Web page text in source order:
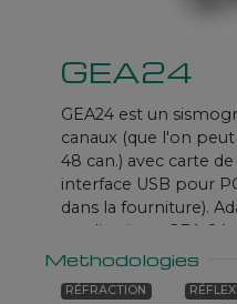
GEA24
GEA24 est un
canaux (que l'on
48 can.) avec carte
interface USB pour
dans la fourniture).
applications, GEA-
économique pour
Methodologies
RÉFRACTION